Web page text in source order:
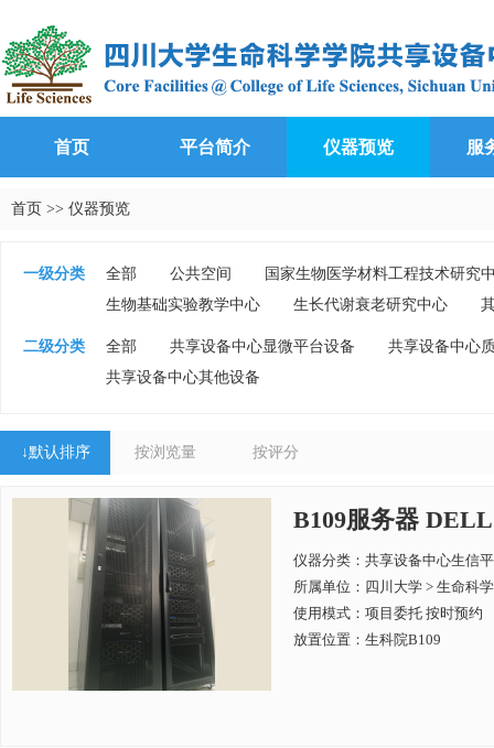
首页 平台简介 仪器预览 服
首页 >> 仪器预览
一级分类 全部 公共空间
国家生物医学材料工程技术研究
生物基础实验教学中心
生长代谢衰老研究中心
二级分类 全部 共享设备中心显微平台设备
共享设备中心
共享设备中心其他设备
↓默认排序 按浏览量 按评分
B109服务器 DELL
仪器分类：共享设备中心生信
所属单位： 四川大学 > 生命科
使用模式：项目委托 按时预约
放置位置：生科院B109